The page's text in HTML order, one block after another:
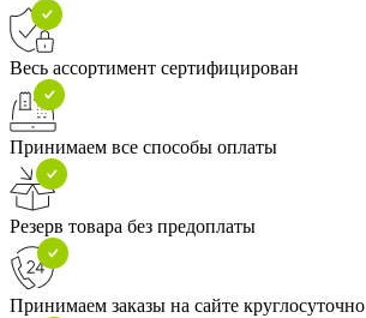
Весь ассортимент сертифицирован
Принимаем все способы оплаты
Резерв товара без предоплаты
Принимаем заказы на сайте круглосуточно